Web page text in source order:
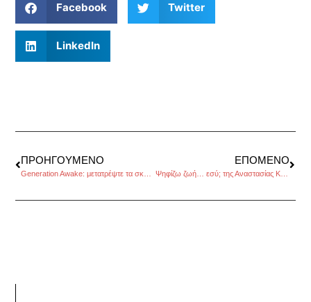
Facebook Twitter
LinkedIn
ΠΡΟΗΓΟΎΜΕΝΟ ΕΠΌΜΕΝΟ
Ψηφίζω ζωή… εσύ; της Αναστασίας Κορινθίου